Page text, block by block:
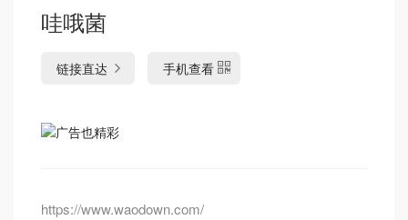
哇哦菌
链接直达 手机查看
https://www.waodown.com/